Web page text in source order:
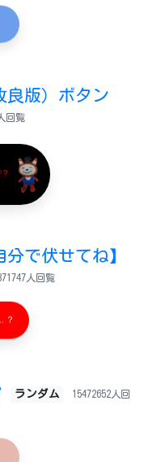
良版）ボタン
回覧
?
分で伏せてね】
人回覧
ランダム 15472652人回